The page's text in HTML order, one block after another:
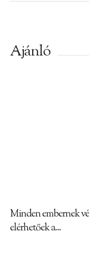
Ajánló
Minden embernek
elérhetőek a...